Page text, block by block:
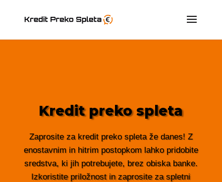
Kredit preko spleta
Zaprosite za kredit preko spleta že danes! Z
enostavnim in hitrim postopkom lahko pridobite
sredstva, ki jih potrebujete, brez obiska banke.
Izkoristite priložnost in zaprosite za spletni